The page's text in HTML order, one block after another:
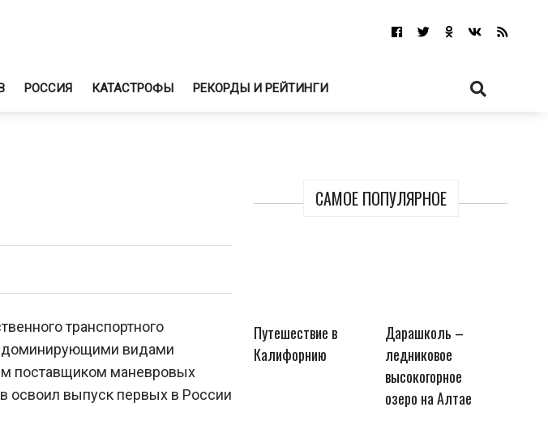
РОССИЯ КАТАСТРОФЫ РЕКОРДЫ И РЕЙТИНГИ
САМОЕ ПОПУЛЯРНОЕ
Путешествие в
Калифорнию
Дарашколь –
ледниковое
высокогорное
озеро на Алтае
транспортного
доминирующими видами
поставщиком маневровых
освоил выпуск первых в России